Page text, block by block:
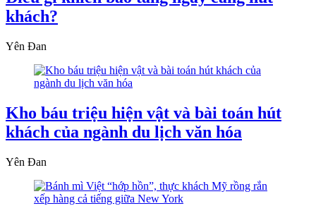
khách?
Yên Đan
Kho báu triệu hiện vật và bài toán hút
khách của ngành du lịch văn hóa
Yên Đan